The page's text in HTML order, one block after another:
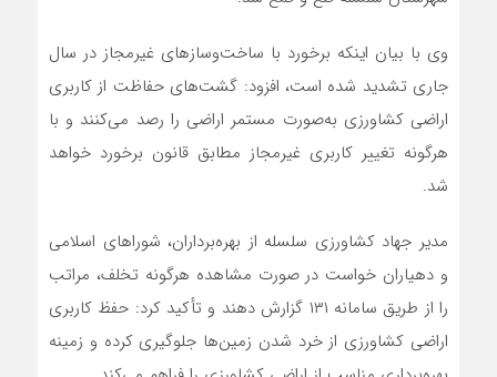
وی با بیان اینکه برخورد با ساخت‌وسازهای غیرمجاز در سال
جاری تشدید شده است، افزود: گشت‌های حفاظت از کاربری
اراضی کشاورزی به‌صورت مستمر اراضی را رصد می‌کنند و با
هرگونه تغییر کاربری غیرمجاز مطابق قانون برخورد خواهد
شد.
مدیر جهاد کشاورزی سلسله از بهره‌برداران، شوراهای اسلامی
و دهیاران خواست در صورت مشاهده هرگونه تخلف، مراتب
را از طریق سامانه ۱۳۱ گزارش دهند و تأکید کرد: حفظ کاربری
اراضی کشاورزی از خرد شدن زمین‌ها جلوگیری کرده و زمینه